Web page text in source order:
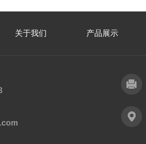
关于我们 产品展示